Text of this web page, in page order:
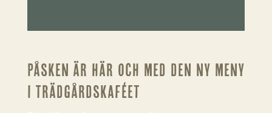
Påsken är här och med den ny meny
i Trädgårdskaféet